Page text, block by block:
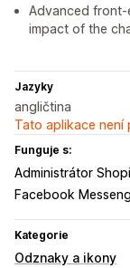
Advanced front-
impact of the
Jazyky
angličtina
Tato aplikace není
Funguje s:
Administrátor
Facebook
Kategorie
Odznaky a ikony